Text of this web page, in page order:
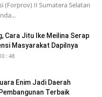
(Forprov) II Sumatera Selatan
Cara Jitu Ike Meilina Serap
Masyarakat Dapilnya
: 48
Enim Jadi Daerah
Terbaik